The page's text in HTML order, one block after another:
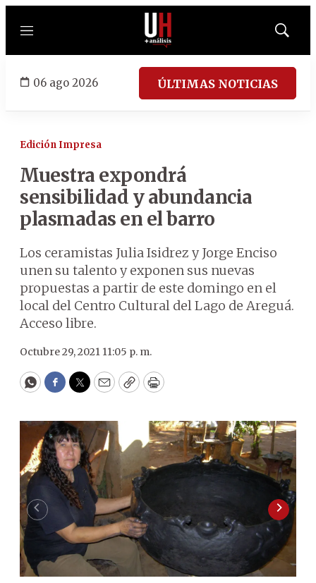
Menú
Mostrar
06 ago 2026 ÚLTIMAS NOTICIAS
Edición Impresa
Muestra expondrá
sensibilidad y abundancia
plasmadas en el barro
Los ceramistas Julia Isidrez y Jorge Enciso
unen su talento y exponen sus nuevas
propuestas a partir de este domingo en el
local del Centro Cultural del Lago de Areguá.
Acceso libre.
Octubre 29, 2021 11:05 p. m.
WhatsApp
Facebook
Twitter
EmailCopyPrint